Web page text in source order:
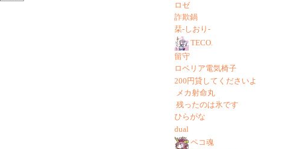
ロゼ
詐欺鍋
栞-しおり-
TECO.
留守
ロベリア電気椅子
200円貸してくださいよ
メカ射命丸
残ったのは氷です
ひらがな
dual
ペコ魂